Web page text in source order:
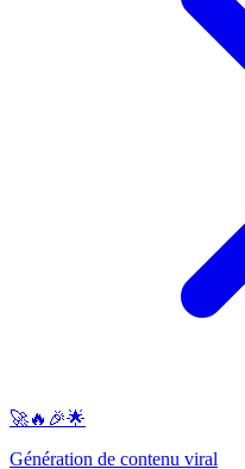
🚀🔥🎉🌟
Génération de contenu viral